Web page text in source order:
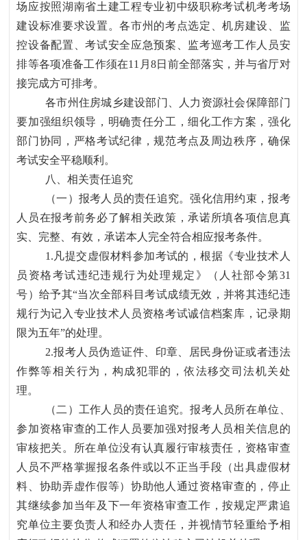
场应按照湖南省土建工程专业初中级职称考试机考考场
建设标准要求设置。各市州的考点选定、机房建设、监
控设备配置、考试安全应急预案、监考巡考工作人员安
排等各项准备工作须在11月8日前全部落实，并与省厅对
接完成方可排考。
各市州住房城乡建设部门、人力资源社会保障部门
要加强组织领导，明确责任分工，细化工作方案，强化
部门协同，严格考试纪律，规范考点及周边秩序，确保
考试安全平稳顺利。
八、相关责任追究
（一）报考人员的责任追究。强化信用约束，报考
人员在报考前务必了解相关政策，承诺所填各项信息真
实、完整、有效，承诺本人完全符合相应报考条件。
1.凡提交虚假材料参加考试的，根据《专业技术人
员资格考试违纪违规行为处理规定》（人社部令第31
号）给予其“当次全部科目考试成绩无效，并将其违纪违
规行为记入专业技术人员资格考试诚信档案库，记录期
限为五年”的处理。
2.报考人员伪造证件、印章、居民身份证或者违法
作弊等相关行为，构成犯罪的，依法移交司法机关处
理。
（二）工作人员的责任追究。报考人员所在单位、
参加资格审查的工作人员要加强对报考人员相关信息的
审核把关。所在单位没有认真履行审核责任，资格审查
人员不严格掌握报名条件或以不正当手段（出具虚假材
料、协助弄虚作假等）协助他人通过资格审查的，停止
其继续参加当年及下一年资格审查工作，按规定严肃追
究单位主要负责人和经办人责任，并视情节轻重给予相